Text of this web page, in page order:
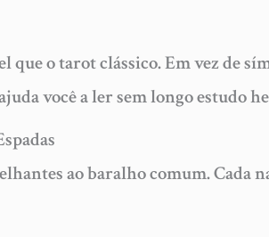
que o tarot clássico. Em vez de
você a ler sem longo estudo
ao baralho comum. Cada